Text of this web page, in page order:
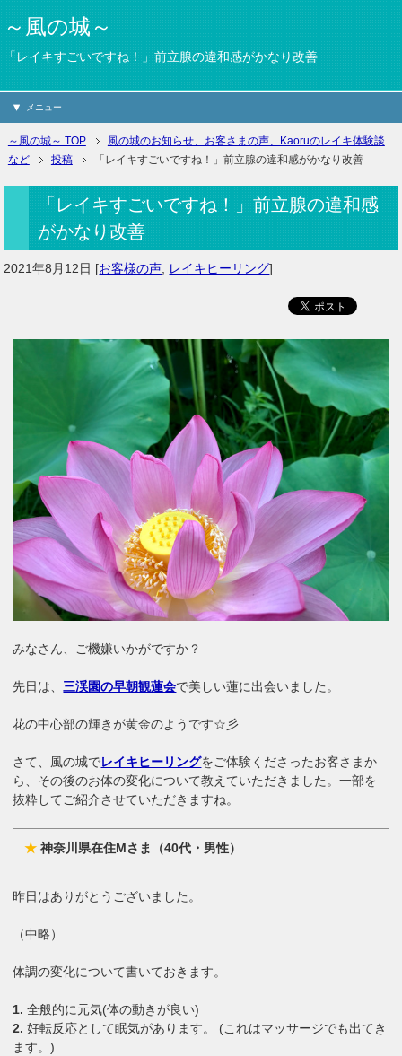
～風の城～
「レイキすごいですね！」前立腺の違和感がかなり改善
メニュー
～風の城～ TOP
風の城のお知らせ、お客さまの声、Kaoruのレイキ体験談
など
投稿 「レイキすごいですね！」前立腺の違和感がかなり改善
「レイキすごいですね！」前立腺の違和感
がかなり改善
2021年8月12日 [お客様の声 レイキヒーリング]
みなさん、ご機嫌いかがですか？
先日は、 三渓園の早朝観蓮会で美しい蓮に出会いました。
花の中心部の輝きが黄金のようです☆彡
さて、風の城でレイキヒーリングをご体験くださったお客さまか
ら、その後のお体の変化について教えていただきました。一部を
抜粋してご紹介させていただきますね。
★神奈川県在住Mさま（40代・男性）
昨日はありがとうございました。
（中略）
体調の変化について書いておきます。
1.全般的に元気(体の動きが良い)
2. 好転反応として眠気があります。 (これはマッサージでも出てき
ます。)